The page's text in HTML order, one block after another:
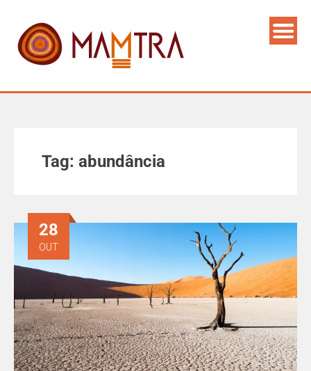
Tag: abundância
28
OUT